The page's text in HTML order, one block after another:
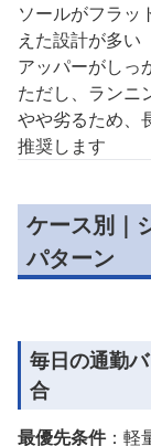
ソールがフラッ
えた設計が多い
アッパーがしっ
ただし、ランニ
やや劣るため、
推奨します
ケース別｜
パターン
毎日の通勤
合
最優先条件：軽